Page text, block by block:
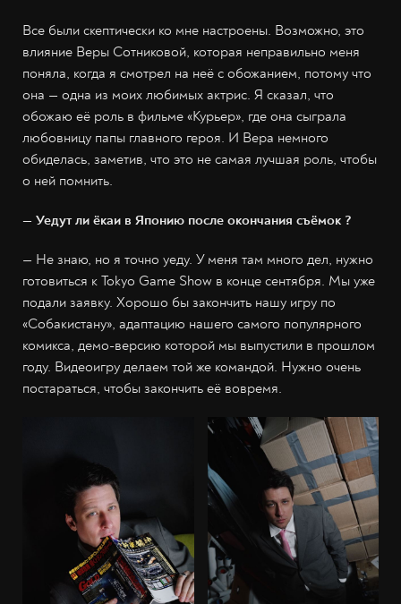
Все были скептически ко мне настроены. Возможно, это
влияние Веры Сотниковой, которая неправильно меня
поняла, когда я смотрел на неё с обожанием, потому что
она — одна из моих любимых актрис. Я сказал, что
обожаю её роль в фильме «Курьер», где она сыграла
любовницу папы главного героя. И Вера немного
обиделась, заметив, что это не самая лучшая роль, чтобы
о ней помнить.
— Уедут ли ёкаи в Японию после окончания съёмок ?
— Не знаю, но я точно уеду. У меня там много дел, нужно
готовиться к Tokyo Game Show в конце сентября. Мы уже
подали заявку. Хорошо бы закончить нашу игру по
«Собакистану», адаптацию нашего самого популярного
комикса, демо-версию которой мы выпустили в прошлом
году. Видеоигру делаем той же командой. Нужно очень
постараться, чтобы закончить её вовремя.